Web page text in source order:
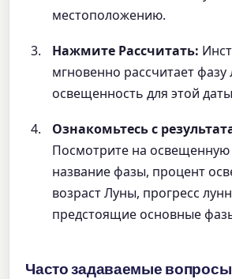
местоположению.
Нажмите Рассчитать:
мгновенно рассчитает
освещенность для этой
Ознакомьтесь с
Посмотрите на освещенную
название фазы, процент
возраст Луны, прогресс
предстоящие основные
Часто задаваемые вопросы